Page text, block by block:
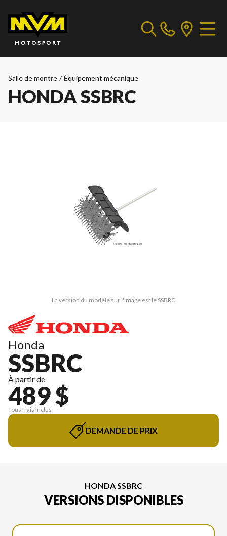
Salle de montre / Équipement mécanique
HONDA SSBRC
La version du modèle sur l'image est le SSBRC
Honda
SSBRC
À partir de
489 $
Tous frais inclus
DEMANDE DE PRIX
HONDA SSBRC
VERSIONS DISPONIBLES